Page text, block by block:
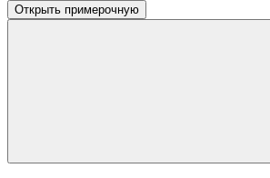
Открыть примерочную